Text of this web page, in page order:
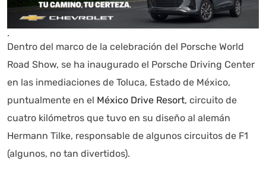
.
Dentro del marco de la celebración del Porsche World
Road Show, se ha inaugurado el Porsche Driving Center
en las inmediaciones de Toluca, Estado de México,
puntualmente en el México Drive Resort, circuito de
cuatro kilómetros que tuvo en su diseño al alemán
Hermann Tilke, responsable de algunos circuitos de F1
(algunos, no tan divertidos).